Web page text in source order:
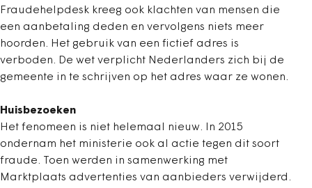
Fraudehelpdesk kreeg ook klachten van mensen die
een aanbetaling deden en vervolgens niets meer
hoorden. Het gebruik van een fictief adres is
verboden. De wet verplicht Nederlanders zich bij de
gemeente in te schrijven op het adres waar ze wonen.
Huisbezoeken
Het fenomeen is niet helemaal nieuw. In 2015
ondernam het ministerie ook al actie tegen dit soort
fraude. Toen werden in samenwerking met
Marktplaats advertenties van aanbieders verwijderd.